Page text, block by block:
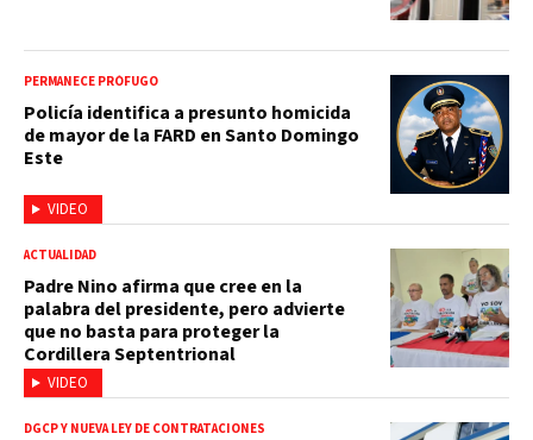
VIDEO
PERMANECE PRÓFUGO
Policía identifica a presunto homicida
de mayor de la FARD en Santo Domingo
Este
VIDEO
ACTUALIDAD
Padre Nino afirma que cree en la
palabra del presidente, pero advierte
que no basta para proteger la
Cordillera Septentrional
DGCP Y NUEVA LEY DE CONTRATACIONES